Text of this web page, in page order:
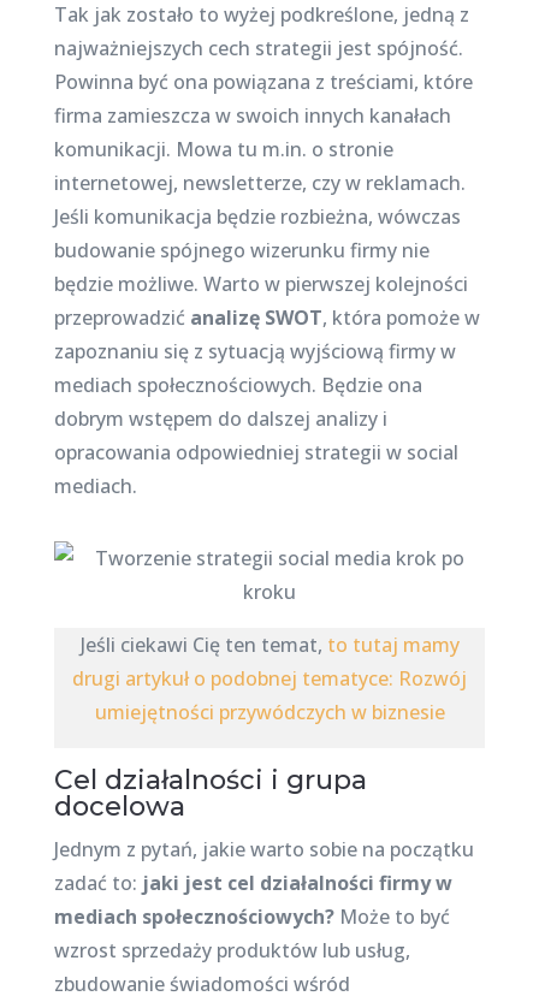
Tak jak zostało to wyżej podkreślone, jedną z
najważniejszych cech strategii jest spójność.
Powinna być ona powiązana z treściami, które
firma zamieszcza w swoich innych kanałach
komunikacji. Mowa tu m.in. o stronie
internetowej, newsletterze, czy w reklamach.
Jeśli komunikacja będzie rozbieżna, wówczas
budowanie spójnego wizerunku firmy nie
będzie możliwe. Warto w pierwszej kolejności
przeprowadzić analizę SWOT, która pomoże w
zapoznaniu się z sytuacją wyjściową firmy w
mediach społecznościowych. Będzie ona
dobrym wstępem do dalszej analizy i
opracowania odpowiedniej strategii w social
mediach.
Jeśli ciekawi Cię ten temat, to tutaj mamy
drugi artykuł o podobnej tematyce: Rozwój
umiejętności przywódczych w biznesie
Cel działalności i grupa
docelowa
Jednym z pytań, jakie warto sobie na początku
zadać to: jaki jest cel działalności firmy w
mediach społecznościowych?Może to być
wzrost sprzedaży produktów lub usług,
zbudowanie świadomości wśród